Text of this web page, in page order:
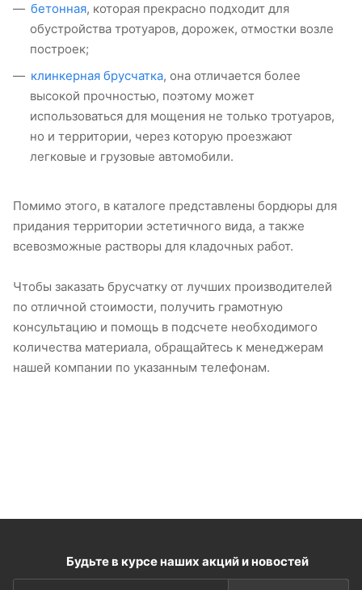
бетонная, которая прекрасно подходит для
обустройства тротуаров, дорожек, отмостки возле
построек;
клинкерная брусчатка, она отличается более
высокой прочностью, поэтому может
использоваться для мощения не только тротуаров,
но и территории, через которую проезжают
легковые и грузовые автомобили.
Помимо этого, в каталоге представлены бордюры для
придания территории эстетичного вида, а также
всевозможные растворы для кладочных работ.
Чтобы заказать брусчатку от лучших производителей
по отличной стоимости, получить грамотную
консультацию и помощь в подсчете необходимого
количества материала, обращайтесь к менеджерам
нашей компании по указанным телефонам.
Будьте в курсе наших акций и новостей